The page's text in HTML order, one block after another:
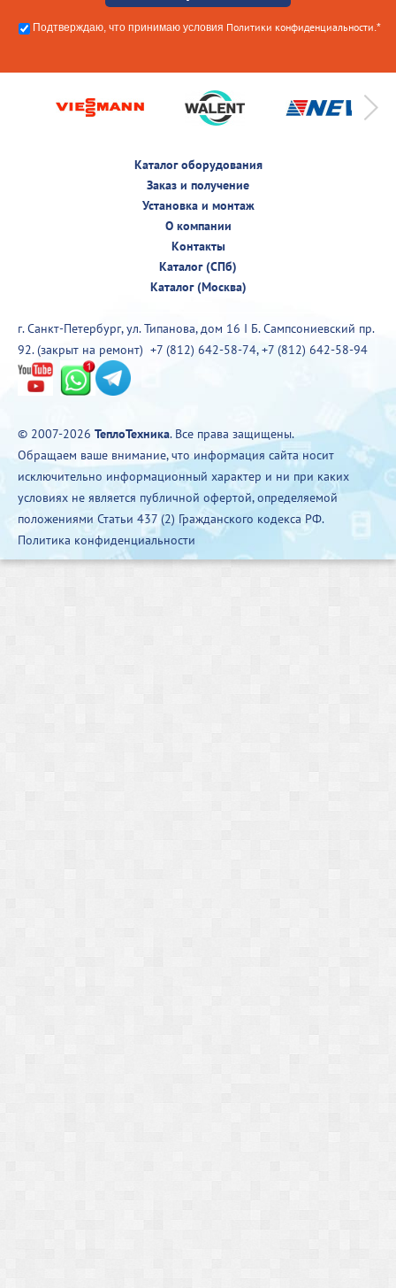
Подтверждаю, что принимаю условия Политики конфиденциальности.*
Каталог оборудования
Заказ и получение
Установка и монтаж
О компании
Контакты
Каталог (СПб)
Каталог (Москва)
г. Санкт-Петербург, ул. Типанова, дом 16 I Б. Сампсониевский пр.
92. (закрыт на ремонт) +7 (812) 642-58-74,+7 (812) 642-58-94
© 2007-2026 ТеплоТехника. Все права защищены.
Обращаем ваше внимание, что информация сайта носит
исключительно информационный характер и ни при каких
условиях не является публичной офертой, определяемой
положениями Статьи 437 (2) Гражданского кодекса РФ.
Политика конфиденциальности